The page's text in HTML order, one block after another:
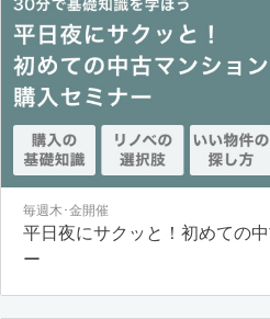
毎週木･金開催
平日夜にサクッと！初めての
ー